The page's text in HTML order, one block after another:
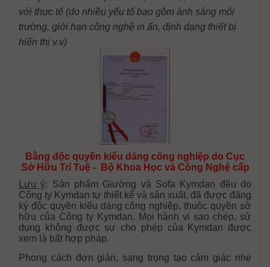
với thực tế (do nhiều yếu tố bao gồm ánh sáng môi
trường, giới hạn công nghệ in ấn, định dạng thiết bị
hiển thị v.v)
Bằng độc quyền kiểu dáng công nghiệp do Cục
Sở Hữu Trí Tuệ - Bộ Khoa Học và Công Nghệ cấp
Lưu ý: Sản phẩm Giường và Sofa Kymdan đều do
Công ty Kymdan tự thiết kế và sản xuất, đã được đăng
ký độc quyền kiểu dáng công nghiệp, thuộc quyền sở
hữu của Công ty Kymdan. Mọi hành vi sao chép, sử
dụng không được sự cho phép của Kymdan được
xem là bất hợp pháp.
Phong cách đơn giản, sang trọng tạo cảm giác nhẹ